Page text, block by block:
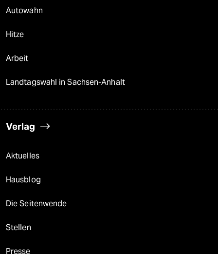
Autowahn
Hitze
Arbeit
Landtagswahl in Sachsen-Anhalt
Verlag
Aktuelles
Hausblog
Die Seitenwende
Stellen
Presse